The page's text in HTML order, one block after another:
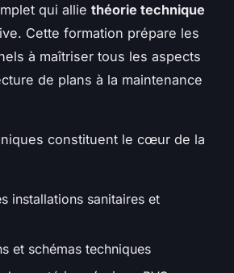
qui allie théorie technique
Cette formation prépare les
à maîtriser tous les aspects
de plans à la maintenance
constituent le cœur de la
installations sanitaires et
et schémas techniques